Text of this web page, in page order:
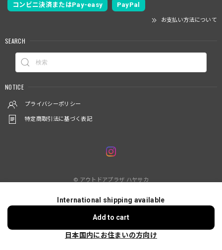
コンビニ決済またはPay-easy PayPal
お支払い方法について
SEARCH
NOTICE
プライバシーポリシー
特定商取引法に基づく表記
© アウトドアプラザ ハヤサカ
International shipping available
Add to cart
日本国内にお住まいの方向け
ショップに質問する